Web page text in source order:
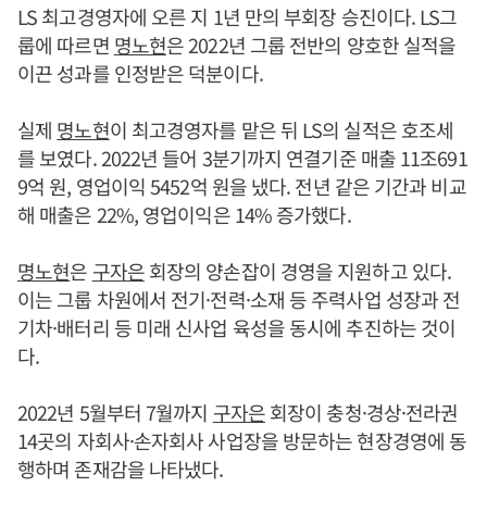
LS 최고경영자에 오른 지 1년 만의 부회장 승진이다. LS그
룹에 따르면 명노현은 2022년 그룹 전반의 양호한 실적을
이끈 성과를 인정받은 덕분이다.
실제 명노현이 최고경영자를 맡은 뒤 LS의 실적은 호조세
를 보였다. 2022년 들어 3분기까지 연결기준 매출 11조691
9억 원, 영업이익 5452억 원을 냈다. 전년 같은 기간과 비교
해 매출은 22%, 영업이익은 14% 증가했다.
명노현은 구자은회장의 양손잡이 경영을 지원하고 있다.
이는 그룹 차원에서 전기·전력·소재 등 주력사업 성장과 전
기차·배터리 등 미래 신사업 육성을 동시에 추진하는 것이
다.
2022년 5월부터 7월까지 구자은회장이 충청·경상·전라권
14곳의 자회사·손자회사 사업장을 방문하는 현장경영에 동
행하며 존재감을 나타냈다.